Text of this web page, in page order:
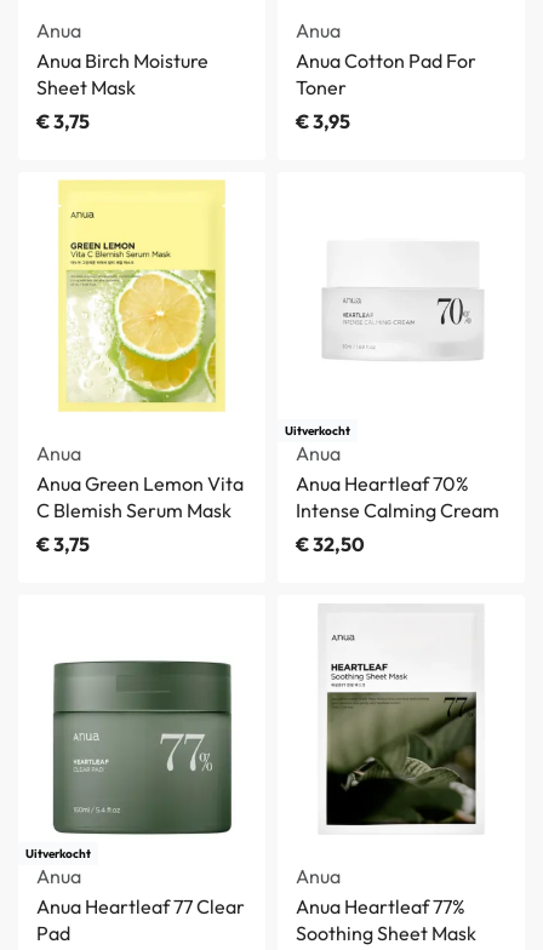
Anua
Anua Birch Moisture
Sheet Mask
€3,75
Anua
Anua Cotton Pad For
Toner
€3,95
Anua
Anua Green Lemon Vita
C Blemish Serum Mask
€3,75
Uitverkocht
Anua
Anua Heartleaf 70%
Intense Calming Cream
€32,50
Uitverkocht
Anua
Anua Heartleaf 77 Clear
Pad
Anua
Anua Heartleaf 77%
Soothing Sheet Mask